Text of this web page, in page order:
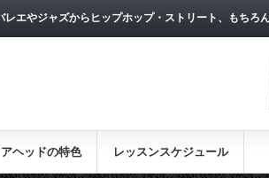
エやジャズからヒップホップ・ストリート、もち
ヘッドの特色 レッスンスケジュール